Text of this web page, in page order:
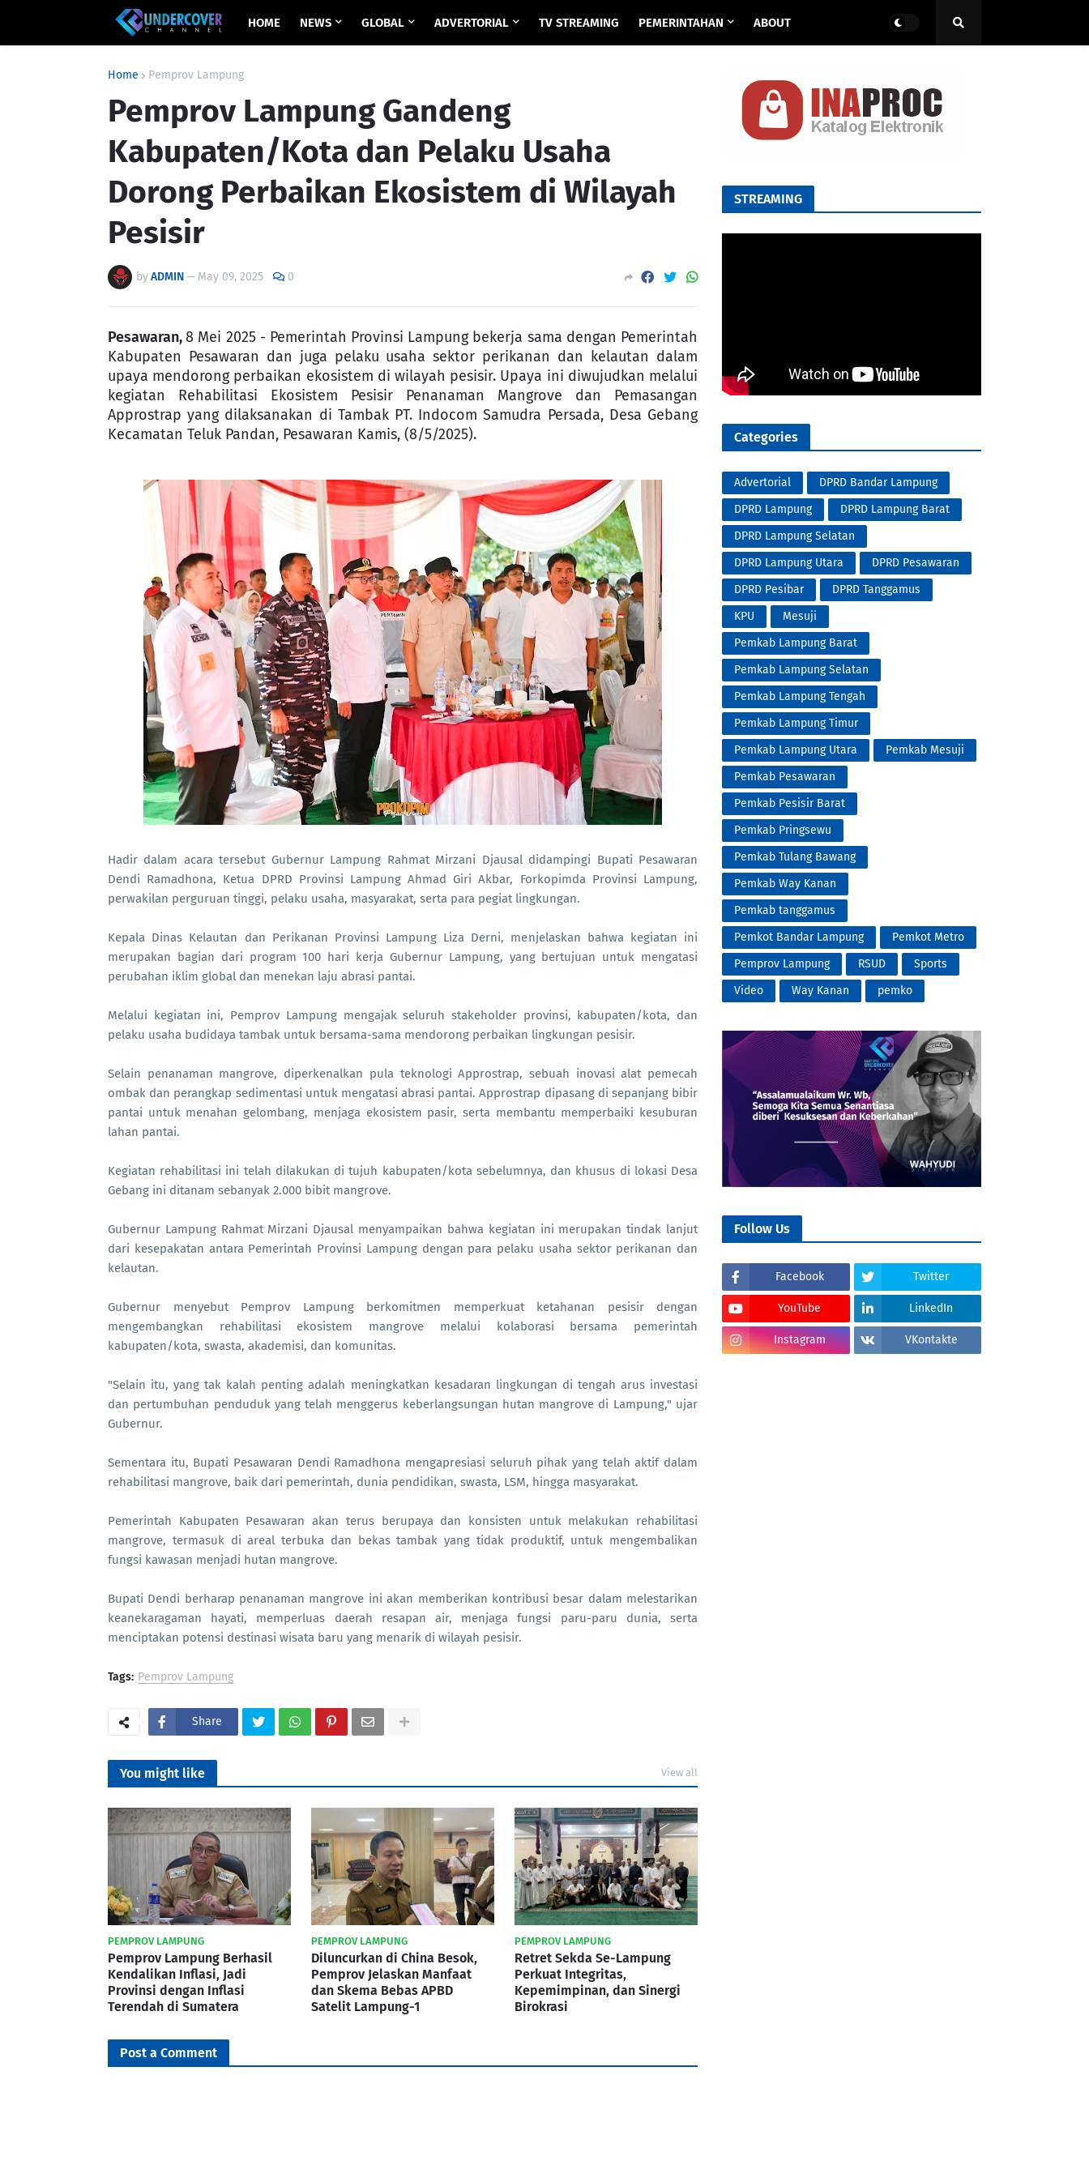
HOME NEWS GLOBAL ADVERTORIAL TV STREAMING PEMERINTAHAN ABOUT
Home Pemprov Lampung
Pemprov Lampung Gandeng
Kabupaten/Kota dan Pelaku Usaha
Dorong Perbaikan Ekosistem di Wilayah
Pesisir
byADMIN— May 09, 2025 0
Pesawaran,8 Mei 2025 - Pemerintah Provinsi Lampung bekerja sama dengan Pemerintah
Kabupaten Pesawaran dan juga pelaku usaha sektor perikanan dan kelautan dalam
upaya mendorong perbaikan ekosistem di wilayah pesisir. Upaya ini diwujudkan melalui
kegiatan Rehabilitasi Ekosistem Pesisir Penanaman Mangrove dan Pemasangan
Approstrap yang dilaksanakan di Tambak PT. Indocom Samudra Persada, Desa Gebang
Kecamatan Teluk Pandan, Pesawaran Kamis, (8/5/2025).
Hadir dalam acara tersebut Gubernur Lampung Rahmat Mirzani Djausal didampingi Bupati Pesawaran
Dendi Ramadhona, Ketua DPRD Provinsi Lampung Ahmad Giri Akbar, Forkopimda Provinsi Lampung,
perwakilan perguruan tinggi, pelaku usaha, masyarakat, serta para pegiat lingkungan.
Kepala Dinas Kelautan dan Perikanan Provinsi Lampung Liza Derni, menjelaskan bahwa kegiatan ini
merupakan bagian dari program 100 hari kerja Gubernur Lampung, yang bertujuan untuk mengatasi
perubahan iklim global dan menekan laju abrasi pantai.
Melalui kegiatan ini, Pemprov Lampung mengajak seluruh stakeholder provinsi, kabupaten/kota, dan
pelaku usaha budidaya tambak untuk bersama-sama mendorong perbaikan lingkungan pesisir.
Selain penanaman mangrove, diperkenalkan pula teknologi Approstrap, sebuah inovasi alat pemecah
ombak dan perangkap sedimentasi untuk mengatasi abrasi pantai. Approstrap dipasang di sepanjang bibir
pantai untuk menahan gelombang, menjaga ekosistem pasir, serta membantu memperbaiki kesuburan
lahan pantai.
Kegiatan rehabilitasi ini telah dilakukan di tujuh kabupaten/kota sebelumnya, dan khusus di lokasi Desa
Gebang ini ditanam sebanyak 2.000 bibit mangrove.
Gubernur Lampung Rahmat Mirzani Djausal menyampaikan bahwa kegiatan ini merupakan tindak lanjut
dari kesepakatan antara Pemerintah Provinsi Lampung dengan para pelaku usaha sektor perikanan dan
kelautan.
Gubernur menyebut Pemprov Lampung berkomitmen memperkuat ketahanan pesisir dengan
mengembangkan rehabilitasi ekosistem mangrove melalui kolaborasi bersama pemerintah
kabupaten/kota, swasta, akademisi, dan komunitas.
"Selain itu, yang tak kalah penting adalah meningkatkan kesadaran lingkungan di tengah arus investasi
dan pertumbuhan penduduk yang telah menggerus keberlangsungan hutan mangrove di Lampung," ujar
Gubernur.
Sementara itu, Bupati Pesawaran Dendi Ramadhona mengapresiasi seluruh pihak yang telah aktif dalam
rehabilitasi mangrove, baik dari pemerintah, dunia pendidikan, swasta, LSM, hingga masyarakat.
Pemerintah Kabupaten Pesawaran akan terus berupaya dan konsisten untuk melakukan rehabilitasi
mangrove, termasuk di areal terbuka dan bekas tambak yang tidak produktif, untuk mengembalikan
fungsi kawasan menjadi hutan mangrove.
Bupati Dendi berharap penanaman mangrove ini akan memberikan kontribusi besar dalam melestarikan
keanekaragaman hayati, memperluas daerah resapan air, menjaga fungsi paru-paru dunia, serta
menciptakan potensi destinasi wisata baru yang menarik di wilayah pesisir.
Tags: Pemprov Lampung
Share
You might like View all
PEMPROV LAMPUNG
Pemprov Lampung Berhasil
Kendalikan Inflasi, Jadi
Provinsi dengan Inflasi
Terendah di Sumatera
PEMPROV LAMPUNG
Diluncurkan di China Besok,
Pemprov Jelaskan Manfaat
dan Skema Bebas APBD
Satelit Lampung-1
PEMPROV LAMPUNG
Retret Sekda Se-Lampung
Perkuat Integritas,
Kepemimpinan, dan Sinergi
Birokrasi
Post a Comment
STREAMING
Categories
Advertorial
DPRD Bandar Lampung
DPRD Lampung
DPRD Lampung Barat
DPRD Lampung Selatan
DPRD Lampung Utara
DPRD Pesawaran
DPRD Pesibar
DPRD Tanggamus
KPU
Mesuji
Pemkab Lampung Barat
Pemkab Lampung Selatan
Pemkab Lampung Tengah
Pemkab Lampung Timur
Pemkab Lampung Utara
Pemkab Mesuji
Pemkab Pesawaran
Pemkab Pesisir Barat
Pemkab Pringsewu
Pemkab Tulang Bawang
Pemkab Way Kanan
Pemkab tanggamus
Pemkot Bandar Lampung
Pemkot Metro
Pemprov Lampung
RSUD
Sports
Video
Way Kanan pemko
Follow Us
Facebook Twitter
YouTube LinkedIn
Instagram VKontakte